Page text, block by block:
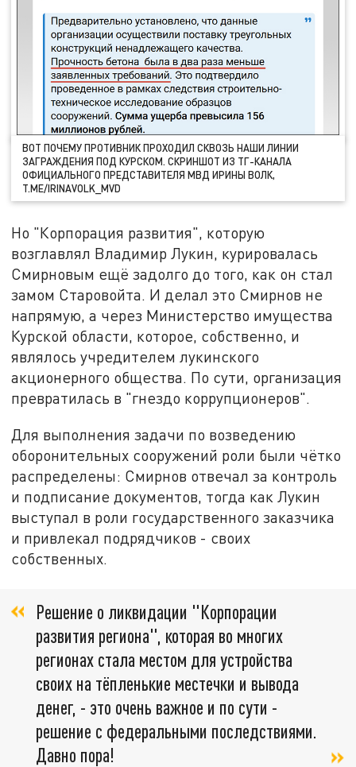
ВОТ ПОЧЕМУ ПРОТИВНИК ПРОХОДИЛ СКВОЗЬ НАШИ ЛИНИИ
ЗАГРАЖДЕНИЯ ПОД КУРСКОМ. СКРИНШОТ ИЗ ТГ-КАНАЛА
ОФИЦИАЛЬНОГО ПРЕДСТАВИТЕЛЯ МВД ИРИНЫ ВОЛК,
T.ME/IRINAVOLK_MVD
Но "Корпорация развития", которую
возглавлял Владимир Лукин, курировалась
Смирновым ещё задолго до того, как он стал
замом Старовойта. И делал это Смирнов не
напрямую, а через Министерство имущества
Курской области, которое, собственно, и
являлось учредителем лукинского
акционерного общества. По сути, организация
превратилась в "гнездо коррупционеров".
Для выполнения задачи по возведению
оборонительных сооружений роли были чётко
распределены: Смирнов отвечал за контроль
и подписание документов, тогда как Лукин
выступал в роли государственного заказчика
и привлекал подрядчиков - своих
собственных.
Решение о ликвидации "Корпорации
развития региона", которая во многих
регионах стала местом для устройства
своих на тёпленькие местечки и вывода
денег, - это очень важное и по сути -
решение с федеральными последствиями.
Давно пора!